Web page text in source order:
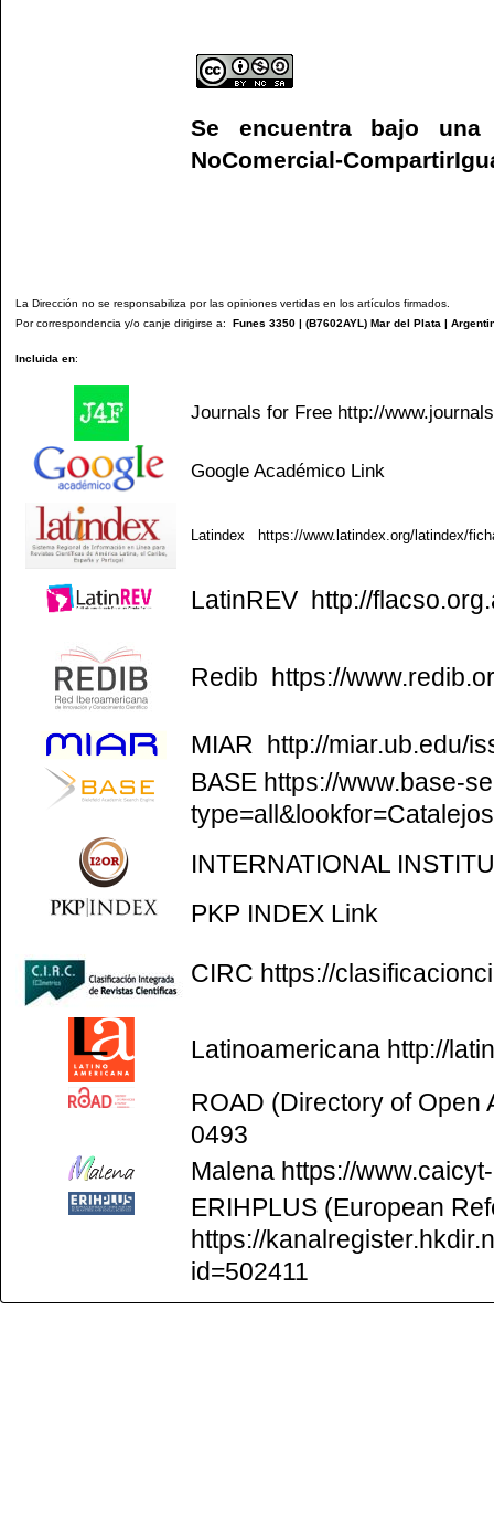
Se encuentra bajo
NoComercial-
La Dirección no se responsabiliza por las opiniones vertidas en los artículos firmados.
Por correspondencia y/o canje dirigirse a: Funes 3350 | (B7602AYL) Mar del Plata |
Incluida en:
Journals for Free http://
Google Académico Link
Latindex https://www.latindex.org/latindex/
LatinREV http://
Redib https://
MIAR
http://miar.ub.edu/
BASE https://www.base-
INTERNATIONAL
PKP INDEX Link
CIRC https://
Latinoamericana http://
ROAD (Directory of Open
0493
Malena https://
ERIHPLUS (European
https://
id=502411